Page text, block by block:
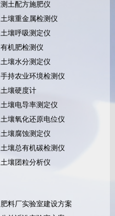
测土配方施肥仪
土壤重金属检测仪
土壤呼吸测定仪
有机肥检测仪
土壤水分测定仪
手持农业环境检测仪
土壤硬度计
土壤电导率测定仪
土壤氧化还原电位仪
土壤腐蚀测定仪
土壤总有机碳检测仪
土壤团粒分析仪
肥料厂实验室建设方案